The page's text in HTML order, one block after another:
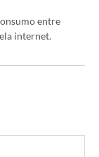
entre
internet.